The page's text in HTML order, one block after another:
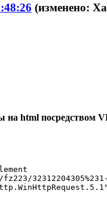
(изменено:
на html посредством